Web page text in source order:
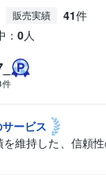
販売実績 41件
0人
サービス
維持した、信頼